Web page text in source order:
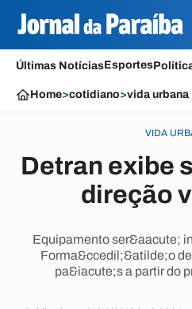
Últimas NotíciasEsportes
Home>cotidiano>vida urbana
VIDA
Detran exibe
direção
Equipamento ser&aacute;
Forma&ccedil;&atilde;o
pa&iacute;s a partir do